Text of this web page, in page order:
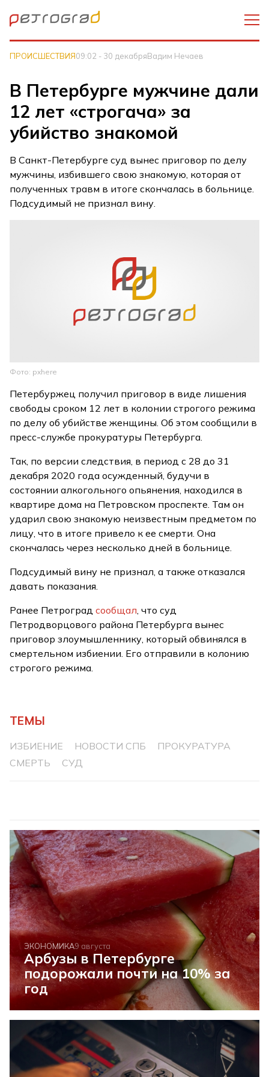
ПРОИСШЕСТВИЯ09:02 - 30 декабряВадим Нечаев
В Петербурге мужчине дали
12 лет «строгача» за
убийство знакомой
В Санкт-Петербурге суд вынес приговор по делу
мужчины, избившего свою знакомую, которая от
полученных травм в итоге скончалась в больнице.
Подсудимый не признал вину.
Фото: pxhere
Петербуржец получил приговор в виде лишения
свободы сроком 12 лет в колонии строгого режима
по делу об убийстве женщины. Об этом сообщили в
пресс-службе прокуратуры Петербурга.
Так, по версии следствия, в период с 28 до 31
декабря 2020 года осужденный, будучи в
состоянии алкогольного опьянения, находился в
квартире дома на Петровском проспекте. Там он
ударил свою знакомую неизвестным предметом по
лицу, что в итоге привело к ее смерти. Она
скончалась через несколько дней в больнице.
Подсудимый вину не признал, а также отказался
давать показания.
Ранее Петроградсообщал , что суд
Петродворцового района Петербурга вынес
приговор злоумышленнику, который обвинялся в
смертельном избиении. Его отправили в колонию
строгого режима.
ТЕМЫ
ИЗБИЕНИЕ НОВОСТИ СПБ
ПРОКУРАТУРА
СМЕРТЬ
СУД
ЭКОНОМИКА9 августа
Арбузы в Петербурге
подорожали почти на 10% за
год